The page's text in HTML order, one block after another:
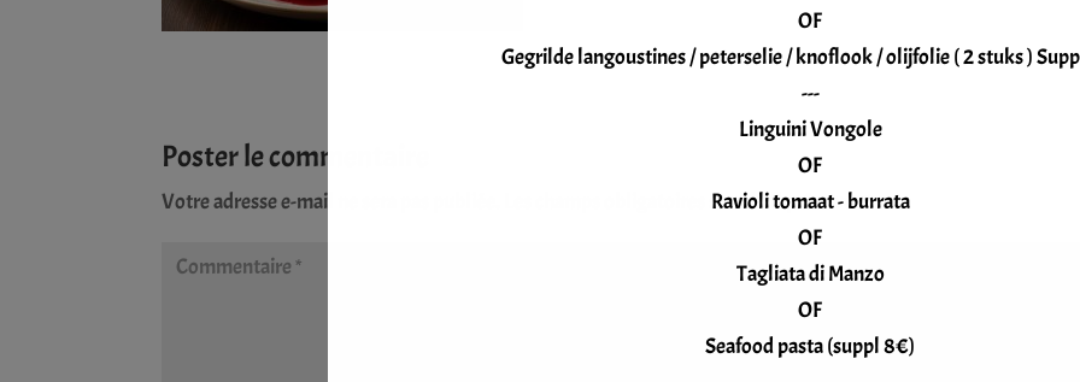
Poster le commentaire
Votre adresse e-mail ne sera pas publiée. Les champs obligatoires sont indiqués avec*
OF
Gegrilde langoustines / peterselie / knoflook / olijfolie ( 2 stuks )
---
Linguini Vongole
OF
Ravioli tomaat - burrata
OF
Tagliata di Manzo
OF
Seafood pasta (suppl 8€)